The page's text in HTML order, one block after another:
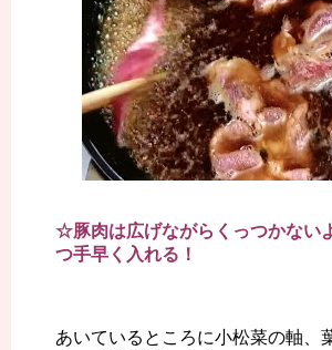
☆豚肉は広げながらくっつかない
つ手早く入れる！
あいているところに小松菜の軸、